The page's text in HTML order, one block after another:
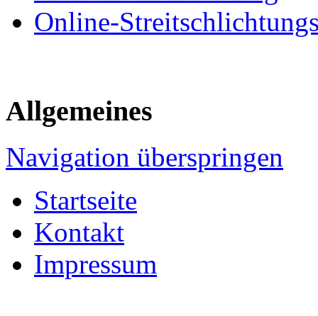
Online-
Allgemeines
Navigation überspringen
Startseite
Kontakt
Impressum